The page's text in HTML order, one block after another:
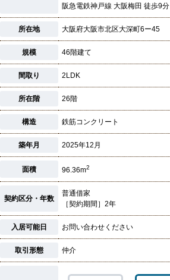
阪急電鉄神戸線 大阪梅田 徒歩9分
所在地 大阪府大阪市北区大深町6ー45
規模 46階建て
間取り 2LDK
所在階 26階
構造 鉄筋コンクリート
築年月 2025年12月
面積 96.36m2
契約区分・年数
普通借家
［契約期間］2年
入居可能日 お問い合わせください
取引形態 仲介